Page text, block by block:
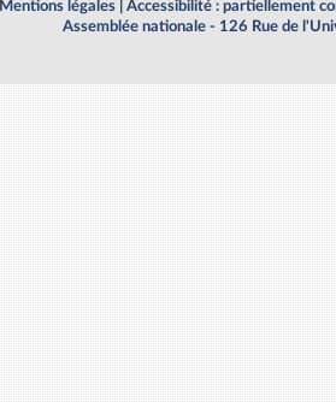
Mentions légales
Accessibilité : partiellement
Assemblée nationale - 126 Rue de